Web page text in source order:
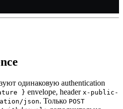
одинаковую authentication
} envelope, header x-public-
json. Только POST